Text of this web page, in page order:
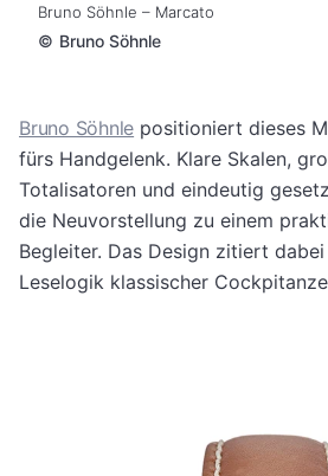
Bruno Söhnle – Marcato
© Bruno Söhnle
Bruno Söhnle positioniert dieses
fürs Handgelenk. Klare Skalen,
Totalisatoren und eindeutig
die Neuvorstellung zu einem
Begleiter. Das Design zitiert
Leselogik klassischer